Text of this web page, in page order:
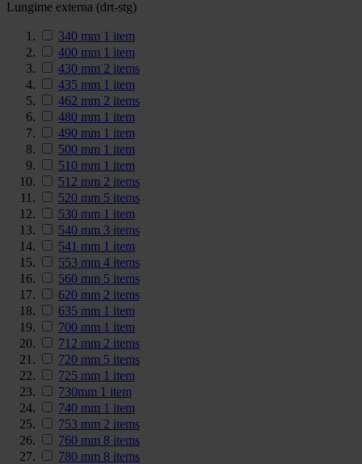
Lungime externa (drt-stg)
340 mm 1 item
400 mm 1 item
430 mm 2 items
435 mm 1 item
462 mm 2 items
480 mm 1 item
490 mm 1 item
500 mm 1 item
510 mm 1 item
512 mm 2 items
520 mm 5 items
530 mm 1 item
540 mm 3 items
541 mm 1 item
553 mm 4 items
560 mm 5 items
620 mm 2 items
635 mm 1 item
700 mm 1 item
712 mm 2 items
720 mm 5 items
725 mm 1 item
730mm 1 item
740 mm 1 item
753 mm 2 items
760 mm 8 items
780 mm 8 items